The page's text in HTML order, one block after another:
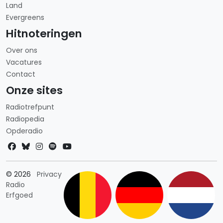
Land
Evergreens
Hitnoteringen
Over ons
Vacatures
Contact
Onze sites
Radiotrefpunt
Radiopedia
Opderadio
© 2026
Radio
Erfgoed
PrivacyLandkeuze